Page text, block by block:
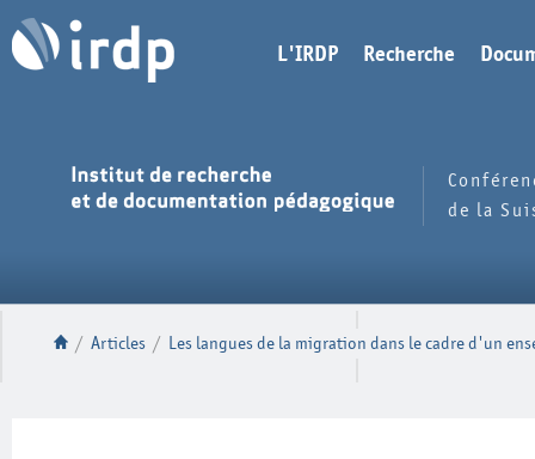
L'IRDP Recherche
de la
/ Articles / Les langues de la migration dans le cadre d'un